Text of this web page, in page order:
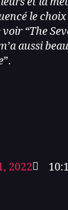
le choix
“The
aussi
”.
2022